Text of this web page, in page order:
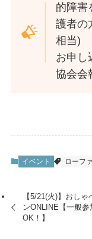
的障害
護者の
相当)
お申し
協会会
イベント ローフ
【5/21(火)】おしゃ
ンONLINE【一般参
OK！】